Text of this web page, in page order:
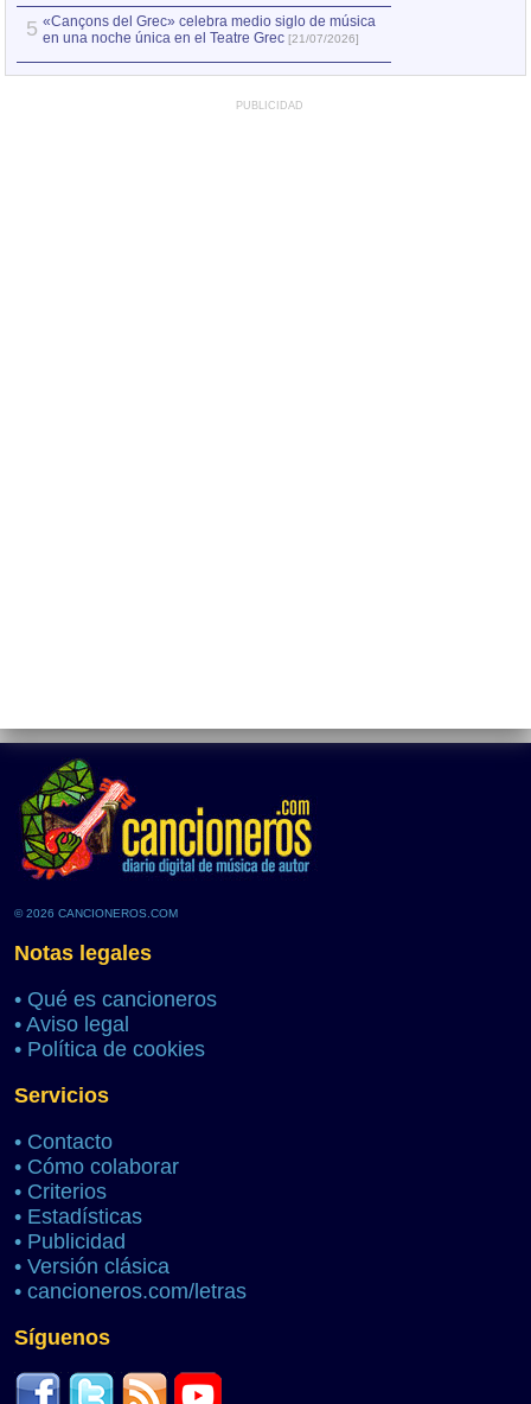
5 «Cançons del Grec» celebra medio siglo de música
en una noche única en el Teatre Grec [21/07/2026]
PUBLICIDAD
© 2026 CANCIONEROS.COM
Notas legales
• Qué es cancioneros
• Aviso legal
• Política de cookies
Servicios
• Contacto
• Cómo colaborar
• Criterios
• Estadísticas
• Publicidad
• Versión clásica
• cancioneros.com/letras
Síguenos